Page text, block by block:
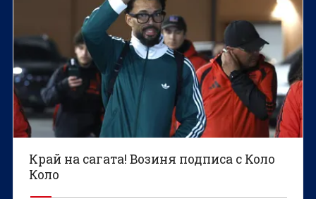
Край на сагата! Возиня подписа с Коло
Коло